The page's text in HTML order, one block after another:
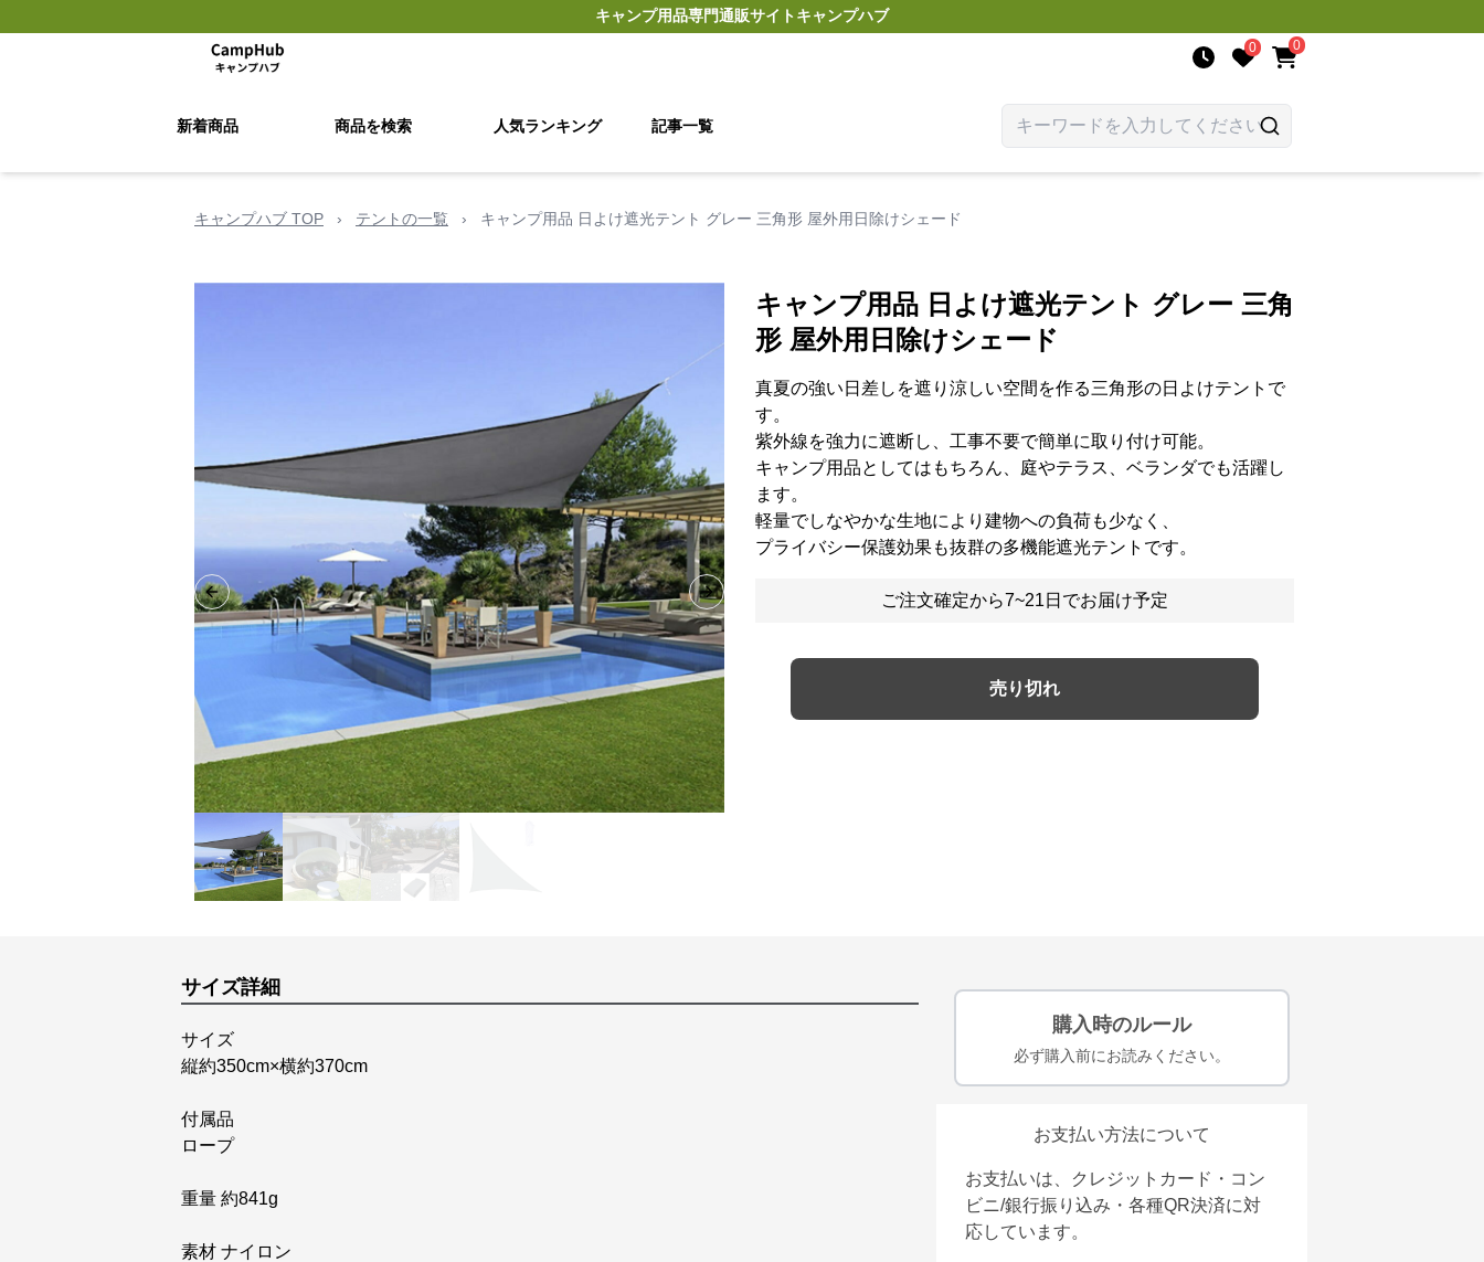
キャンプ用品専門通販サイトキャンプハブ
0 0
新着商品 商品を検索 人気ランキング 記事一覧
キャンプハブ TOP › テントの一覧 › キャンプ用品 日よけ遮光テント グレー 三角形 屋外用日除けシェード
Previous slide Next slide
キャンプ用品 日よけ遮光テント グレー 三角
形 屋外用日除けシェード
真夏の強い日差しを遮り涼しい空間を作る三角形の日よけテントで
す。
紫外線を強力に遮断し、工事不要で簡単に取り付け可能。
キャンプ用品としてはもちろん、庭やテラス、ベランダでも活躍し
ます。
軽量でしなやかな生地により建物への負荷も少なく、
プライバシー保護効果も抜群の多機能遮光テントです。
ご注文確定から7~21日でお届け予定
売り切れ
サイズ詳細
サイズ
縦約350cm×横約370cm
付属品
ロープ
重量 約841g
素材 ナイロン
購入時のルール
必ず購入前にお読みください。
お支払い方法について
お支払いは、クレジットカード・コン
ビニ/銀行振り込み・各種QR決済に対
応しています。